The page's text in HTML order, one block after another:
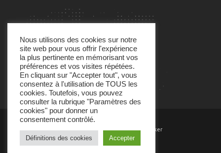
Powered and Developed by Codemaker
Nous utilisons des cookies sur notre
site web pour vous offrir l'expérience
la plus pertinente en mémorisant vos
préférences et vos visites répétées.
En cliquant sur "Accepter tout", vous
consentez à l'utilisation de TOUS les
cookies. Toutefois, vous pouvez
consulter la rubrique "Paramètres des
cookies" pour donner un
consentement contrôlé.
Définitions des cookies Accepter